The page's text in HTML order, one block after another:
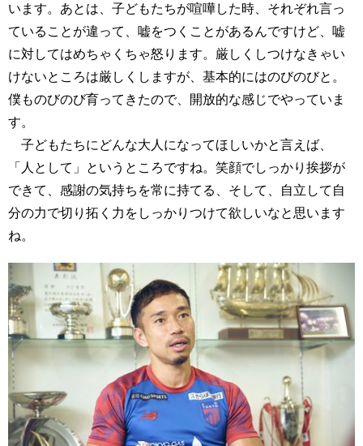
います。あとは、子どもたちが喧嘩した時、それぞれ言っ
ていることが違って、嘘をつくことがあるんですけど、嘘
に対してはめちゃくちゃ怒ります。厳しくしつけなきゃい
けないところは厳しくしますが、基本的にはのびのびと。
僕ものびのび育ってきたので、開放的な感じでやっていま
す。
子どもたちにどんな大人になってほしいかと言えば、
「人として」というところですね。笑顔でしっかり挨拶が
できて、感謝の気持ちを常に持てる、そして、自立して自
分の力で切り拓く力をしっかりつけて欲しいなと思います
ね。